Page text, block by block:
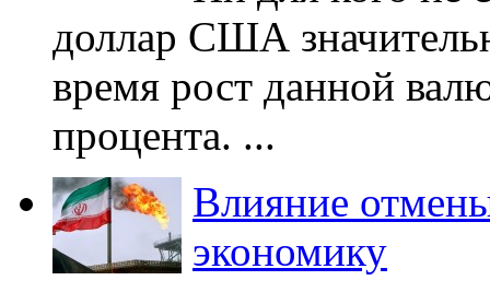
доллар США
время рост данной
процента. ...
Влияние
экономику